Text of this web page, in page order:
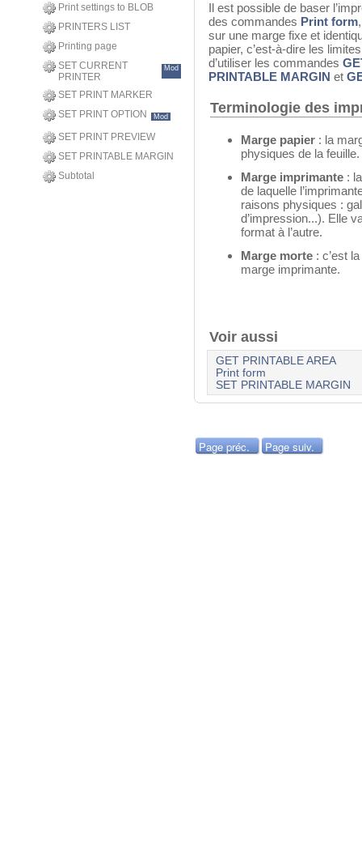
Print settings to BLOB
PRINTERS LIST
Printing page
SET CURRENT
PRINTER
Mod
SET PRINT MARKER
SET PRINT OPTION
Mod
SET PRINT PREVIEW
SET PRINTABLE MARGIN
Subtotal
Il est possible de baser
des commandes Print form
sur une marge fixe et
papier, c’est-à-dire les
d’utiliser les commandes
PRINTABLE MARGIN et
Terminologie des
Marge papier : la
physiques de la feuille.
Marge imprimante :
de laquelle
raisons physiques :
d’impression...). Elle
format à l’autre.
Marge morte : c’est
marge imprimante.
Voir aussi
GET PRINTABLE AREA
Print form
SET PRINTABLE MARGIN
Page préc. Page suiv.